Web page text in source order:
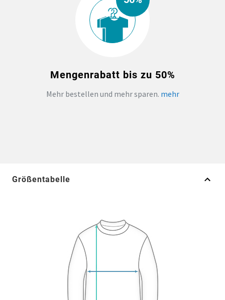
Mengenrabatt bis zu 50%
Mehr bestellen und mehr sparen. mehr
Größentabelle